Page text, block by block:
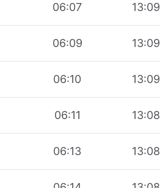
06:07 13:09
06:09 13:09
06:10 13:09
06:11 13:08
06:13 13:08